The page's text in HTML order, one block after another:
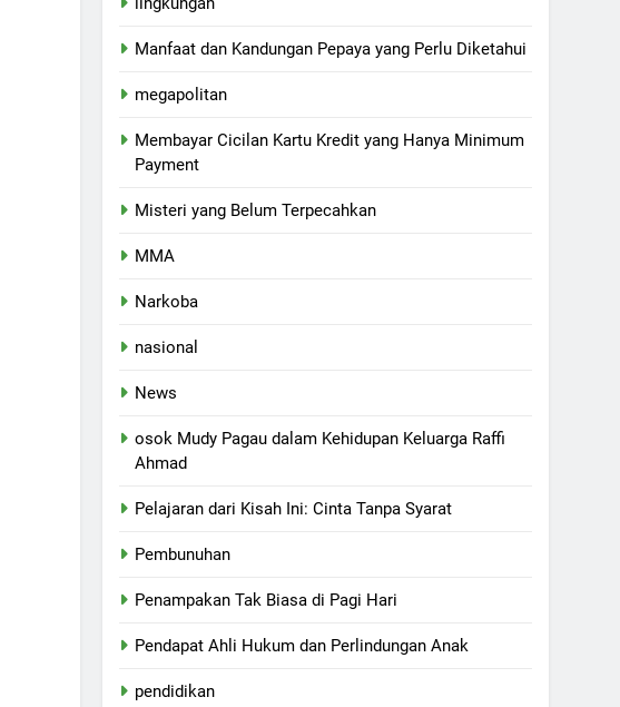
Manfaat dan Kandungan Pepaya yang Perlu Diketahui
megapolitan
Membayar Cicilan Kartu Kredit yang Hanya Minimum
Payment
Misteri yang Belum Terpecahkan
MMA
Narkoba
nasional
News
osok Mudy Pagau dalam Kehidupan Keluarga Raffi
Ahmad
Pelajaran dari Kisah Ini: Cinta Tanpa Syarat
Pembunuhan
Penampakan Tak Biasa di Pagi Hari
Pendapat Ahli Hukum dan Perlindungan Anak
pendidikan